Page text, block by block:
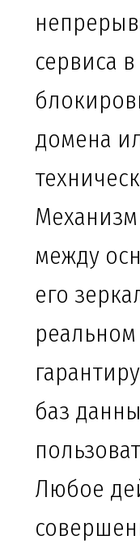
сервиса
домена
между
его
баз
Любое